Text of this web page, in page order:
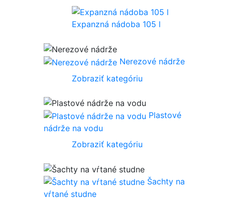
Expanzná nádoba 105 l
Nerezové nádrže
Zobraziť kategóriu
Plastové
nádrže na vodu
Zobraziť kategóriu
Šachty na
vŕtané studne